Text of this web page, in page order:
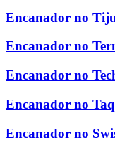
Encanador no
Encanador no
Encanador no
Encanador no
Encanador no